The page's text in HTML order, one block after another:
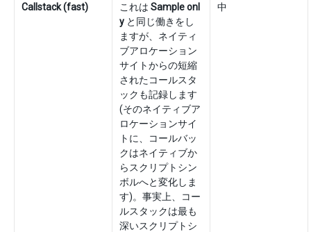
Callstack (fast) これは Sample onl
y と同じ働きをし
ますが、ネイティ
ブアロケーション
サイトからの短縮
されたコールスタ
ックも記録します
(そのネイティブア
ロケーションサイ
トに、コールバッ
クはネイティブか
らスクリプトシン
ボルへと変化しま
す)。事実上、コー
ルスタックは最も
深いスクリプトシ
中